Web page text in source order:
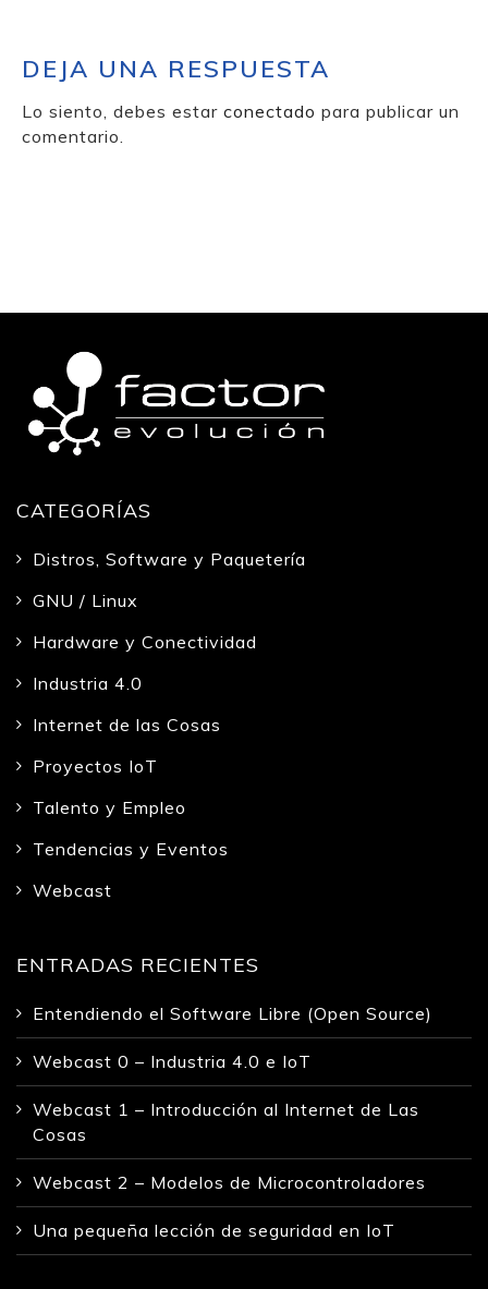
DEJA UNA RESPUESTA
Lo siento, debes estar conectado para publicar un
comentario.
CATEGORÍAS
Distros, Software y Paquetería
GNU / Linux
Hardware y Conectividad
Industria 4.0
Internet de las Cosas
Proyectos IoT
Talento y Empleo
Tendencias y Eventos
Webcast
ENTRADAS RECIENTES
Entendiendo el Software Libre (Open Source)
Webcast 0 – Industria 4.0 e IoT
Webcast 1 – Introducción al Internet de Las
Cosas
Webcast 2 – Modelos de Microcontroladores
Una pequeña lección de seguridad en IoT